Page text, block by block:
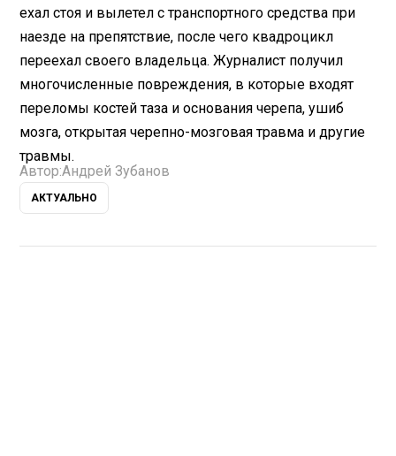
ехал стоя и вылетел с транспортного средства при
наезде на препятствие, после чего квадроцикл
переехал своего владельца. Журналист получил
многочисленные повреждения, в которые входят
переломы костей таза и основания черепа, ушиб
мозга, открытая черепно-мозговая травма и другие
травмы.
Автор:Андрей Зубанов
АКТУАЛЬНО